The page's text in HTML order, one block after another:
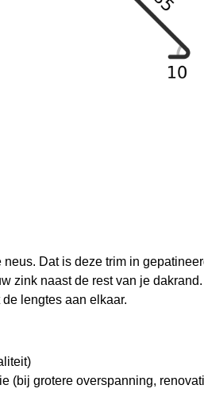
Dat is deze trim in
zink naast de rest van je
lengtes aan elkaar.
(bij grotere overspanning,